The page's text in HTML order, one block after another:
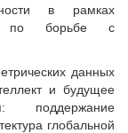
в рамках
по борьбе с
данных
и будущее
поддержание
глобальной